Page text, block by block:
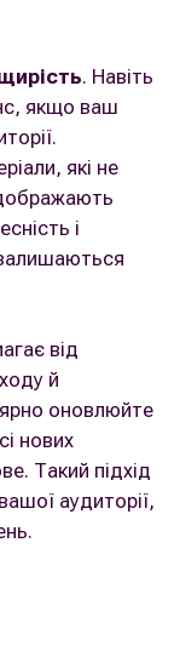
. Навіть
якщо ваш
які не
і
від
й
оновлюйте
нових
Такий підхід
аудиторії,